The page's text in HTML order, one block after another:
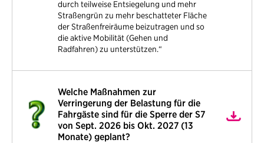
durch teilweise Entsiegelung und mehr
Straßengrün zu mehr beschatteter Fläche
der Straßenfreiräume beizutragen und so
die aktive Mobilität (Gehen und
Radfahren) zu unterstützen.“
Welche Maßnahmen zur
Verringerung der Belastung für die
Fahrgäste sind für die Sperre der S7
von Sept. 2026 bis Okt. 2027 (13
Monate) geplant?